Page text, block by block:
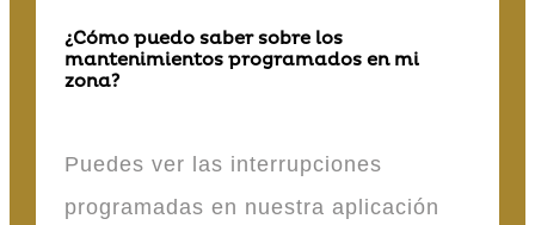
¿Cómo puedo saber sobre los
mantenimientos programados en mi
zona?
Puedes ver las interrupciones
programadas en nuestra aplicación